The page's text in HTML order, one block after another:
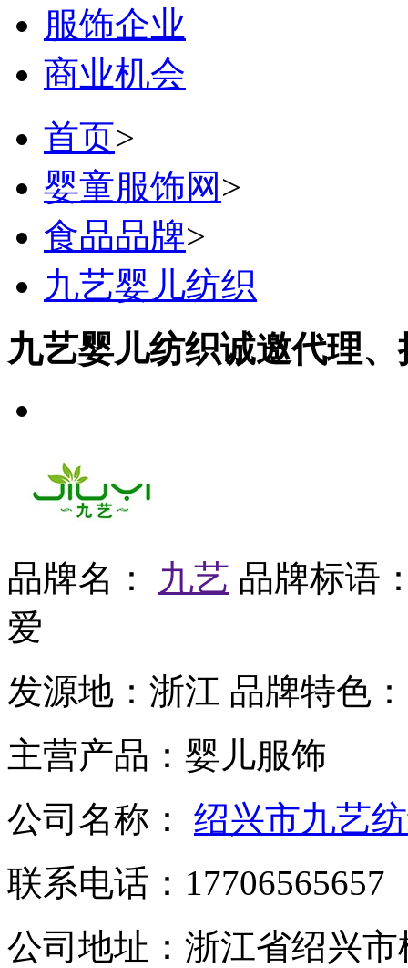
服饰企业
商业机会
首页>
婴童服饰网 >
食品品牌>
九艺婴儿纺织
九艺婴儿纺织诚邀代理、
品牌名： 九艺 品牌标语
爱
发源地： 浙江 品牌特色：
主营产品： 婴儿服饰
公司名称： 绍兴市九艺
联系电话： 17706565657
公司地址： 浙江省绍兴